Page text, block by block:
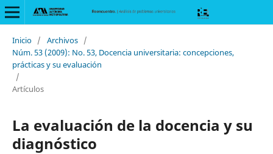
Inicio / Archivos /
Núm. 53 (2009): No. 53, Docencia universitaria: concepciones,
prácticas y su evaluación
/
Artículos
La evaluación de la docencia y su
diagnóstico